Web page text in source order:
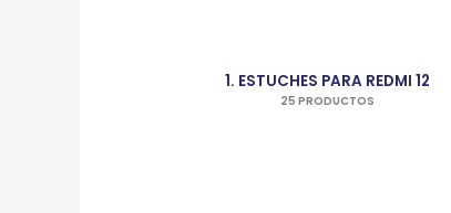
1. ESTUCHES PARA REDMI 12
25 PRODUCTOS